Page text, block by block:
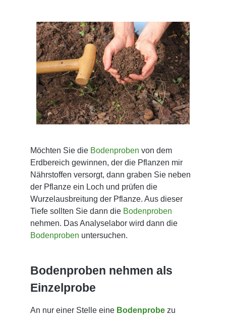
Möchten Sie die Bodenproben von dem
Erdbereich gewinnen, der die Pflanzen mir
Nährstoffen versorgt, dann graben Sie neben
der Pflanze ein Loch und prüfen die
Wurzelausbreitung der Pflanze. Aus dieser
Tiefe sollten Sie dann die Bodenproben
nehmen. Das Analyselabor wird dann die
Bodenproben untersuchen.
Bodenproben nehmen als
Einzelprobe
An nur einer Stelle eine Bodenprobe zu